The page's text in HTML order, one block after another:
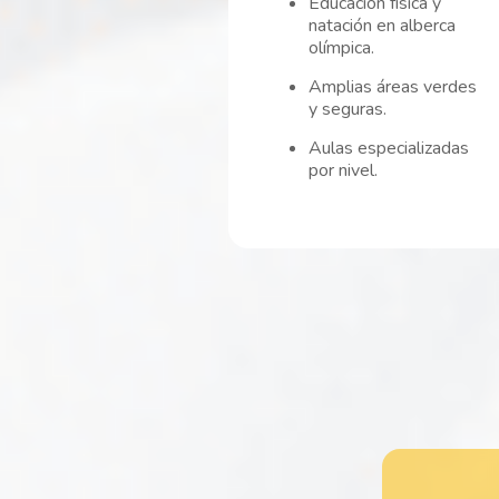
natación en alberca
olímpica.
Amplias áreas verdes
y seguras.
Aulas especializadas
por nivel.